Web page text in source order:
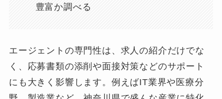
豊富か調べる
エージェントの専門性は、求人の紹介だけでな
く、応募書類の添削や面接対策などのサポート
にも大きく影響します。例えばIT業界や医療分